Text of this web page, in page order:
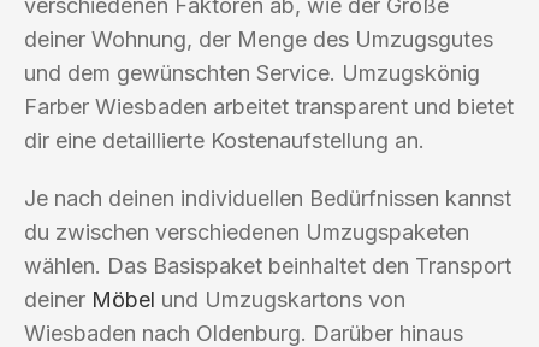
verschiedenen Faktoren ab, wie der Größe
deiner Wohnung, der Menge des Umzugsgutes
und dem gewünschten Service. Umzugskönig
Farber Wiesbaden arbeitet transparent und bietet
dir eine detaillierte Kostenaufstellung an.
Je nach deinen individuellen Bedürfnissen kannst
du zwischen verschiedenen Umzugspaketen
wählen. Das Basispaket beinhaltet den Transport
deiner Möbel und Umzugskartons von
Wiesbaden nach Oldenburg. Darüber hinaus